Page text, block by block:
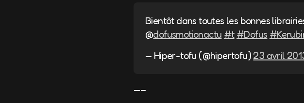
Bientôt dans toutes les bonnes
@dofusmotionactu #t #Dofus
— Hiper-tofu (@hipertofu) 23 avril
—–